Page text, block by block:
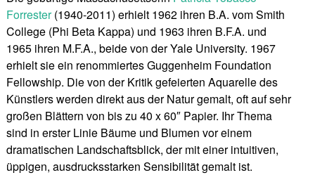
Forrester(1940-2011) erhielt 1962 ihren B.A. vom Smith
College (Phi Beta Kappa) und 1963 ihren B.F.A. und
1965 ihren M.F.A., beide von der Yale University. 1967
erhielt sie ein renommiertes Guggenheim Foundation
Fellowship. Die von der Kritik gefeierten Aquarelle des
Künstlers werden direkt aus der Natur gemalt, oft auf sehr
großen Blättern von bis zu 40 x 60″ Papier. Ihr Thema
sind in erster Linie Bäume und Blumen vor einem
dramatischen Landschaftsblick, der mit einer intuitiven,
üppigen, ausdrucksstarken Sensibilität gemalt ist.